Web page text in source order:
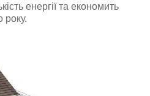
енергії та економить
року.